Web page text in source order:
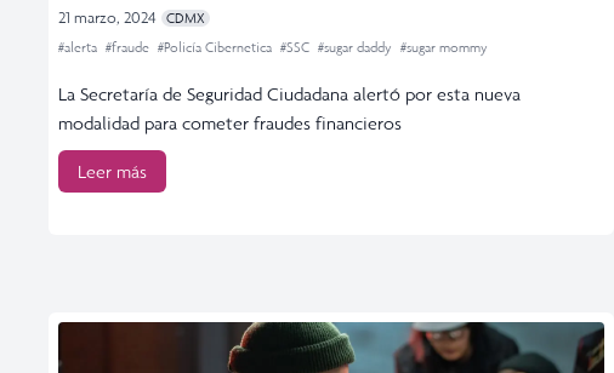
21 marzo, 2024
CDMX
#alerta #fraude #Policía Cibernetica #SSC #sugar daddy #sugar mommy
La Secretaría de Seguridad Ciudadana alertó por esta nueva
modalidad para cometer fraudes financieros
Leer más